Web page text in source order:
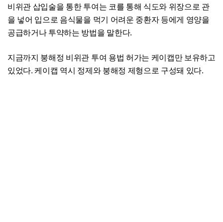
비위관 삽입술을 통한 투여는 코를 통해 식도와 위장으로 관
을 넣어 입으로 음식물을 먹기 어려운 중환자 등에게 영양을
공급하거나 투약하는 방법을 말한다.
지금까지 붕해정 비위관 투여 용법 허가는 케이캡만 보유하고
있었다. 케이캡 역시 정제와 붕해정 제형으로 구성돼 있다.